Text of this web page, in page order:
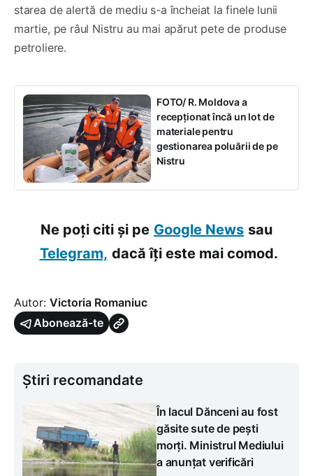
starea de alertă de mediu s-a încheiat la finele lunii
martie, pe râul Nistru au mai apărut pete de produse
petroliere.
FOTO/ R. Moldova a
recepționat încă un lot de
materiale pentru
gestionarea poluării de pe
Nistru
Ne poți citi și pe Google News sau
Telegram, dacă îți este mai comod.
Autor: Victoria Romaniuc
Abonează-te
Știri recomandate
În lacul Dănceni au fost
găsite sute de pești
morți. Ministrul Mediului
a anunțat verificări